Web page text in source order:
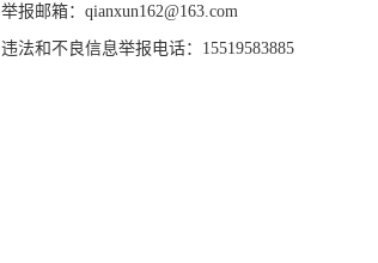
举报邮箱：qianxun162@163.com
违法和不良信息举报电话：15519583885